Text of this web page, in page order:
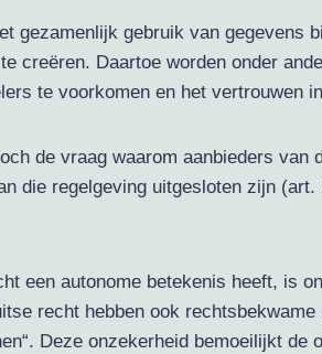
gezamenlijk gebruik van gegevens
creëren. Daartoe worden onder
te voorkomen en het vertrouwen
de vraag waarom aanbieders van
die regelgeving uitgesloten zijn
een autonome betekenis heeft, is
recht hebben ook
Deze onzekerheid bemoeilijkt de